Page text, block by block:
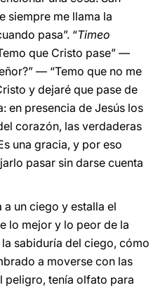
siempre me llama la
pasa”. “Timeo
que Cristo pase” —
— “Temo que no me
y dejaré que pase de
en presencia de Jesús los
corazón, las verdaderas
una gracia, y por eso
pasar sin darse cuenta
un ciego y estalla el
lo mejor y lo peor de la
sabiduría del ciego, cómo
a moverse con las
peligro, tenía olfato para